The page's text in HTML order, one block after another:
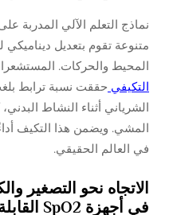
نماذج التعلم الآلي المدربة
متنوعة تقوم بتعديل
المحيط والحركات.
التكيفي
الشرياني أثناء النشاط
المشي. ويضمن هذا التكيف
في العالم الحقيقي.
الاتجاه نحو التصغير
في أجهزة SpO2 القابلة للارتداء